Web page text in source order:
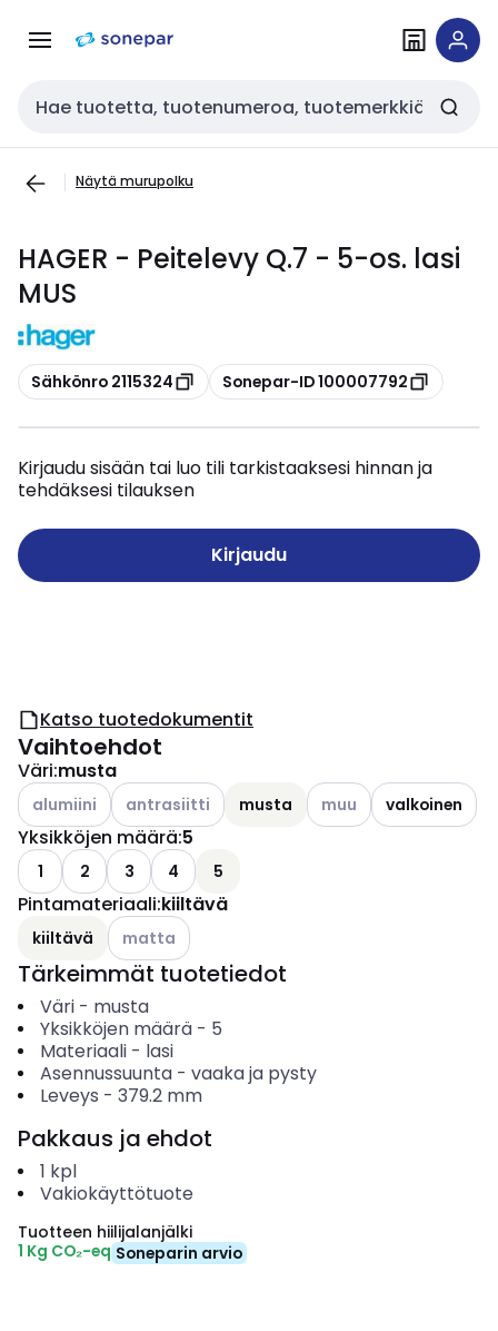
navigointiinsisältöön
Haku
Näytä murupolku
HAGER - Peitelevy Q.7 - 5-os. lasi
MUS
Kopioi
Sähkönro 2115324 Kopioi
Sonepar-ID 100007792
Kirjaudu sisään tai luo tili tarkistaaksesi hinnan ja
tehdäksesi tilauksen
Kirjaudu
Katso tuotedokumentit
Vaihtoehdot
Väri:musta
Katso käytettävissä olevat vaihtoehdot
alumiini Katso käytettävissä olevat vaihtoehdot
antrasiitti musta Katso käytettävissä
muu valkoinen
Yksikköjen määrä:5
1 2 3 4 5
Pintamateriaali:kiiltävä
kiiltävä Katso käytettävissä olevat vaihtoehdot
matta
Tärkeimmät tuotetiedot
Väri- musta
Yksikköjen määrä- 5
Materiaali- lasi
Asennussuunta- vaaka ja pysty
Leveys - 379.2 mm
Pakkaus ja ehdot
1 kpl
Vakiokäyttötuote
Tuotteen hiilijalanjälki
1 Kg CO₂-eq Soneparin arvio